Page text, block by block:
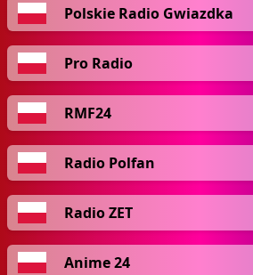
Polskie Radio Gwiazdka
Pro Radio
RMF24
Radio Polfan
Radio ZET
Anime 24